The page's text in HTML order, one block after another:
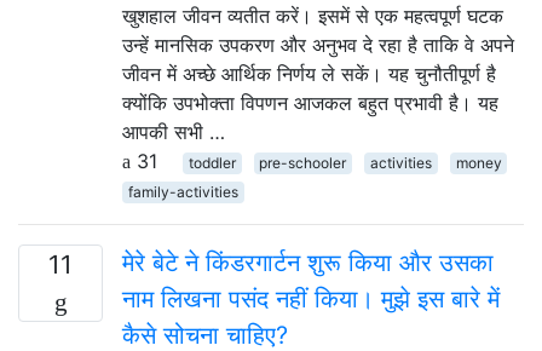
खुशहाल जीवन व्यतीत करें। इसमें से एक महत्वपूर्ण घटक
उन्हें मानसिक उपकरण और अनुभव दे रहा है ताकि वे अपने
जीवन में अच्छे आर्थिक निर्णय ले सकें। यह चुनौतीपूर्ण है
क्योंकि उपभोक्ता विपणन आजकल बहुत प्रभावी है। यह
आपकी सभी …
31
toddler pre-schooler activities
money
family-activities
11
मेरे बेटे ने किंडरगार्टन शुरू किया और उसका
नाम लिखना पसंद नहीं किया। मुझे इस बारे में
कैसे सोचना चाहिए?